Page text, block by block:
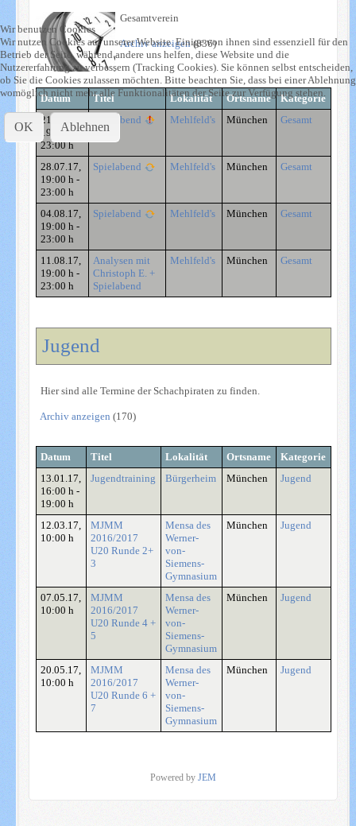
Gesamtverein
Archiv anzeigen(836)
Datum Titel Lokalität Ortsname
Kategorie
21.07.17
19:00 h-
23:00 h
Spielabend Mehlfeld's München Gesamt
28.07.17
19:00 h -
23:00 h
Spielabend Mehlfeld's München Gesamt
04.08.17
19:00 h -
23:00 h
Spielabend Mehlfeld's München Gesamt
11.08.17
19:00 h -
23:00 h
Analysen mit
Christoph E. +
Spielabend
Mehlfeld's München Gesamt
Jugend
Hier sind alle Termine der Schachpiraten zu finden.
Archiv anzeigen (170)
Datum Titel Lokalität Ortsname
Kategorie
13.01.17,
16:00 h-
19:00 h
Jugendtraining Bürgerheim München Jugend
12.03.17,
10:00 h
MJMM
2016/2017
U20 Runde 2+
3
Mensa des
Werner-
von-
Siemens-
Gymnasium
München Jugend
07.05.17,
10:00 h
MJMM
2016/2017
U20 Runde 4 +
5
Mensa des
Werner-
von-
Siemens-
Gymnasium
München Jugend
20.05.17,
10:00 h
MJMM
2016/2017
U20 Runde 6 +
7
Mensa des
Werner-
von-
Siemens-
Gymnasium
München Jugend
Powered byJEM
Wir benutzen Cookies
Wir nutzen Cookies auf unserer Website. Einige von ihnen sind essenziell für den
Betrieb der Seite, während andere uns helfen, diese Website und die
Nutzererfahrung zu verbessern (Tracking Cookies). Sie können selbst entscheiden,
ob Sie die Cookies zulassen möchten. Bitte beachten Sie, dass bei einer Ablehnung
womöglich nicht mehr alle Funktionalitäten der Seite zur Verfügung stehen.
OK Ablehnen